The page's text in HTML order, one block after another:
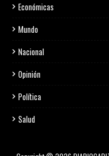
Económicas
Mundo
Nacional
Opinión
Política
Salud